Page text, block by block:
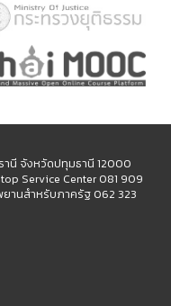
านี จังหวัดปทุมธานี 12000
Service Center 081 909
ยานสำหรับภาครัฐ 062 323